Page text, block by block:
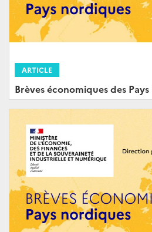
ARTICLE
Brèves économiques des